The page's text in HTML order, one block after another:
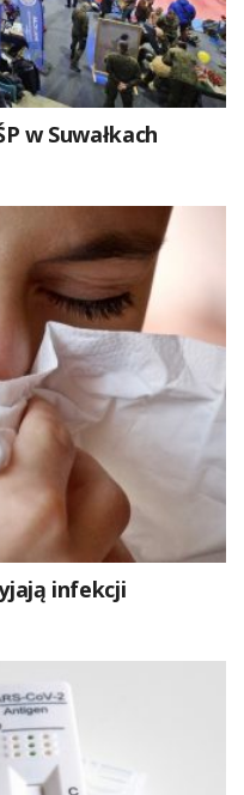
w Suwałkach
infekcji